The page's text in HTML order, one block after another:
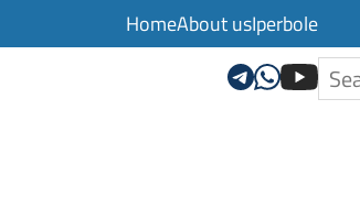
HomeAbout usIperbole